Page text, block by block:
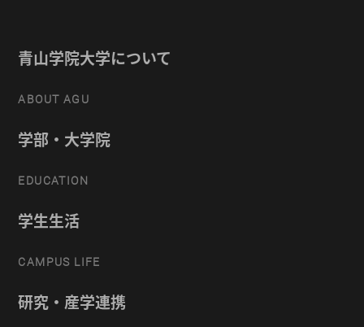
青山学院大学について
ABOUT AGU
学部・大学院
EDUCATION
学生生活
CAMPUS LIFE
研究・産学連携